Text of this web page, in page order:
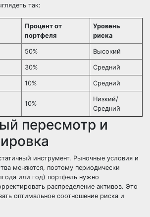
так:
Процент от
портфеля
Уровень
риска
50% Высокий
30% Средний
10% Средний
10%
Низкий/
Средний
пересмотр и
инструмент. Рыночные условия и
меняются, поэтому периодически
или год) портфель нужно
распределение активов. Это
оптимальное соотношение риска и